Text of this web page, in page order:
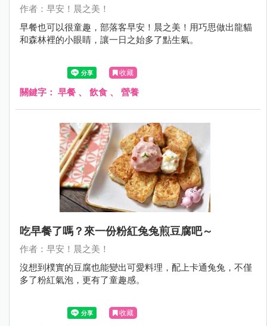
作者：早安！晨之美！
早餐也可以很童趣，部落客早安！晨之美！用巧思做出龍貓
和森林裡的小眼睛，讓一日之始多了點生氣。
收藏
關鍵字： 早餐 、 飲食 、 營養
吃早餐了嗎？來一份粉紅兔兔煎豆腐吧～
作者：早安！晨之美！
沒想到樸實的豆腐也能變出可愛料理，配上卡通兔兔，不僅
多了粉紅氣泡，更有了童趣感。
收藏